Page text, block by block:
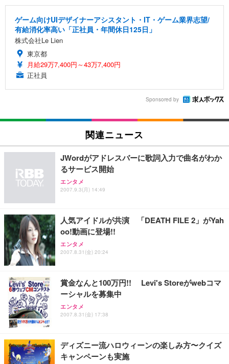
ゲーム向けUIデザイナーアシスタント・IT・ゲーム業界志望/
有給消化率高い「正社員・年間休日125日」
株式会社Le Lien
東京都
月給29万7,400円～43万7,400円
正社員
Sponsored by
関連ニュース
JWordがアドレスバーに歌詞入力で曲名がわか
るサービス開始
エンタメ
2007.9.3(月) 14:49
人気アイドルが共演 「DEATH FILE 2」がYah
oo!動画に登場!!
エンタメ
2007.8.31(金) 20:24
賞金なんと100万円!! Levi's Storeがwebコマ
ーシャルを募集中
エンタメ
2007.8.31(金) 17:38
ディズニー流ハロウィーンの楽しみ方〜クイズ
キャンペーンも実施